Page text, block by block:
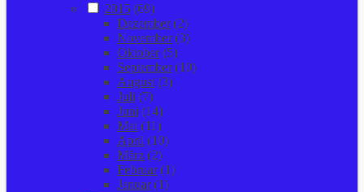
2015 (69)
Dezember(2)
November(3)
Oktober(5)
September(10)
August (3)
Juli (7)
Juni (14)
Mai (11)
April (10)
März (2)
Februar(1)
Januar(1)